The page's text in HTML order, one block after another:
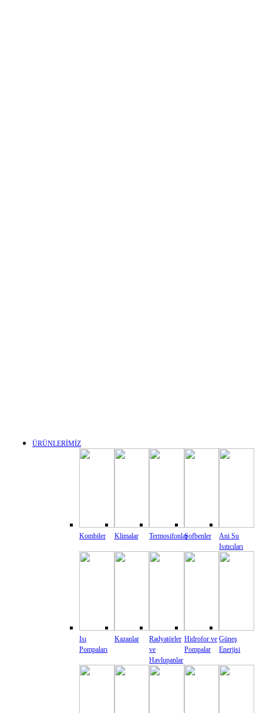
ÜRÜNLERİMİZ
Kombiler Klimalar TermosifonlarŞofbenler
Ani Su
Isıtıcıları
Isı
Pompaları
Kazanlar
Radyatörler
ve
Havlupanlar
Hidrofor ve
Pompalar
Güneş
Enerjisi